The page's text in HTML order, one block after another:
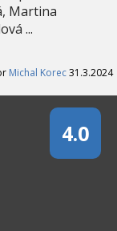
Martina
...
Michal Korec31.3.2024
4.0